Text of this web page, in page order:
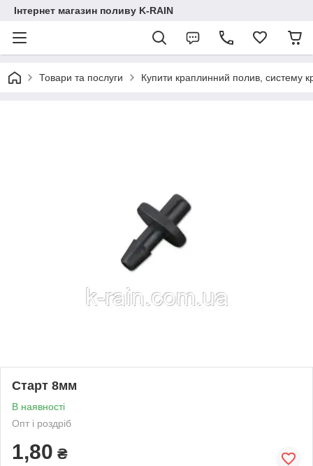
Інтернет магазин поливу K-RAIN
Товари та послуги Купити краплинний полив, систему
Старт 8мм
В наявності
Опт і роздріб
1,80 ₴